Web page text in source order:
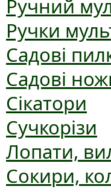
Ручний
Ручки
Садові
Садові
Сікатори
Сучкорізи
Лопати,
Сокири,